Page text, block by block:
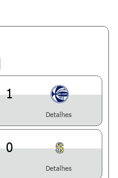
1
Detalhes
0
Detalhes